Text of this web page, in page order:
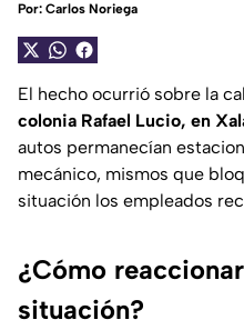
Por: Carlos Noriega
El hecho ocurrió sobre la
colonia Rafael Lucio, en
autos permanecían
mecánico, mismos que
situación los empleados
¿Cómo
situación?